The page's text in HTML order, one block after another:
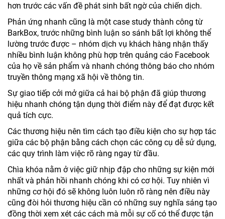
hơn trước các vấn đề phát sinh bất ngờ của chiến dịch.
Phản ứng nhanh cũng là một case study thành công từ
BarkBox, trước những bình luận so sánh bất lợi không thể
lường trước được – nhóm dịch vụ khách hàng nhận thấy
nhiều bình luận không phù hợp trên quảng cáo Facebook
của họ về sản phẩm và nhanh chóng thông báo cho nhóm
truyền thông mạng xã hội về thông tin.
Sự giao tiếp cởi mở giữa cả hai bộ phận đã giúp thương
hiệu nhanh chóng tận dụng thời điểm này để đạt được kết
quả tích cực.
Các thương hiệu nên tìm cách tạo điều kiện cho sự hợp tác
giữa các bộ phận bằng cách chọn các công cụ dễ sử dụng,
các quy trình làm việc rõ ràng ngay từ đầu.
Chìa khóa nằm ở việc giữ nhịp đập cho những sự kiện mới
nhất và phản hồi nhanh chóng khi có cơ hội. Tuy nhiên vì
những cơ hội đó sẽ không luôn luôn rõ ràng nên điều này
cũng đòi hỏi thương hiệu cần có những suy nghĩa sáng tạo
đồng thời xem xét các cách mà mỗi sự cố có thể được tận